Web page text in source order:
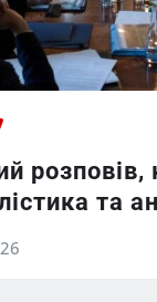
розповів,
та